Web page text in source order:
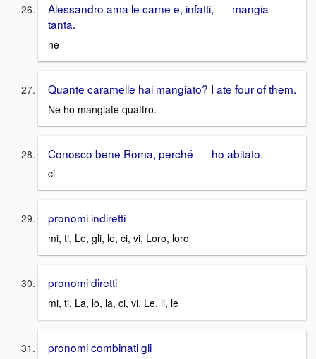
Alessandro ama le carne e, infatti, __ mangia
tanta.
ne
Quante caramelle hai mangiato? I ate four of them.
Ne ho mangiate quattro.
Conosco bene Roma, perché __ ho abitato.
ci
pronomi indiretti
mi, ti, Le, gli, le, ci, vi, Loro, loro
pronomi diretti
mi, ti, La, lo, la, ci, vi, Le, li, le
pronomi combinati gli